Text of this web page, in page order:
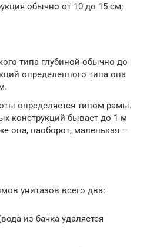
обычно от 10 до 15 см;
типа глубиной обычно до
определенного типа она
определяется типом рамы.
конструкций бывает до 1 м
она, наоборот, маленькая –
унитазов всего два:
из бачка удаляется